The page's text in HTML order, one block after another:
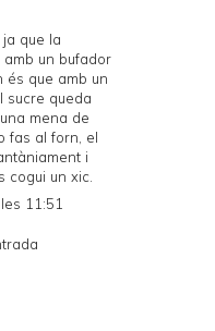
ja que la
un bufador
és que amb un
sucre queda
mena de
fas al forn, el
i
cogui un xic.
11:51